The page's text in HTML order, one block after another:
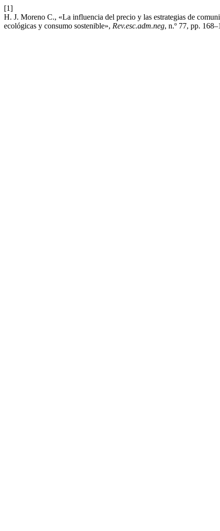
[1]
H. J. Moreno C., «La influencia del precio y las estrategias de
ecológicas y consumo sostenible», Rev.esc.adm.neg, n.º 77, pp.